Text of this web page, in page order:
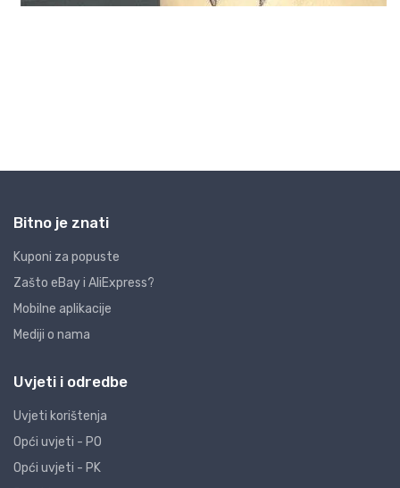
Bitno je znati
Kuponi za popuste
Zašto eBay i AliExpress?
Mobilne aplikacije
Mediji o nama
Uvjeti i odredbe
Uvjeti korištenja
Opći uvjeti - PO
Opći uvjeti - PK